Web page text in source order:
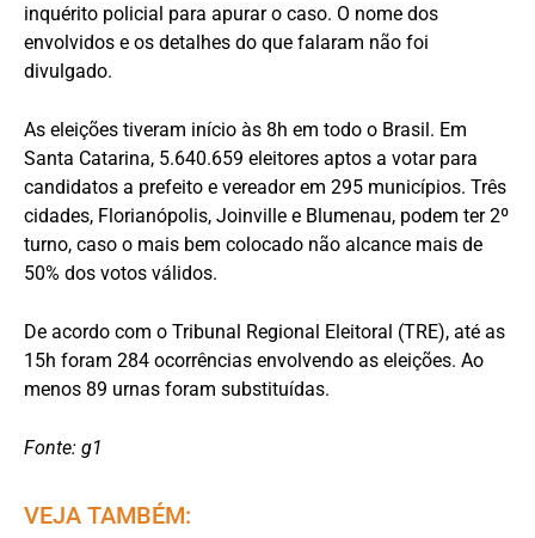
inquérito policial para apurar o caso. O nome dos
envolvidos e os detalhes do que falaram não foi
divulgado.
As eleições tiveram início às 8h em todo o Brasil. Em
Santa Catarina, 5.640.659 eleitores aptos a votar para
candidatos a prefeito e vereador em 295 municípios. Três
cidades, Florianópolis, Joinville e Blumenau, podem ter 2º
turno, caso o mais bem colocado não alcance mais de
50% dos votos válidos.
De acordo com o Tribunal Regional Eleitoral (TRE), até as
15h foram 284 ocorrências envolvendo as eleições. Ao
menos 89 urnas foram substituídas.
Fonte: g1
VEJA TAMBÉM: